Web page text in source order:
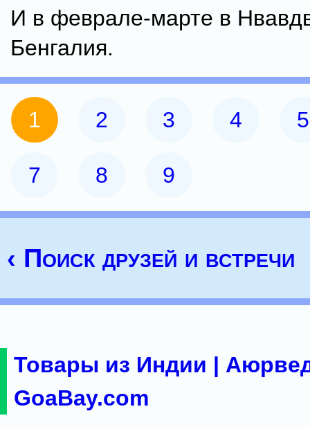
И в феврале-марте в
Бенгалия.
1 2 3 4 5
7 8 9
‹ Поиск друзей и встречи
Товары из Индии |
GoaBay.com